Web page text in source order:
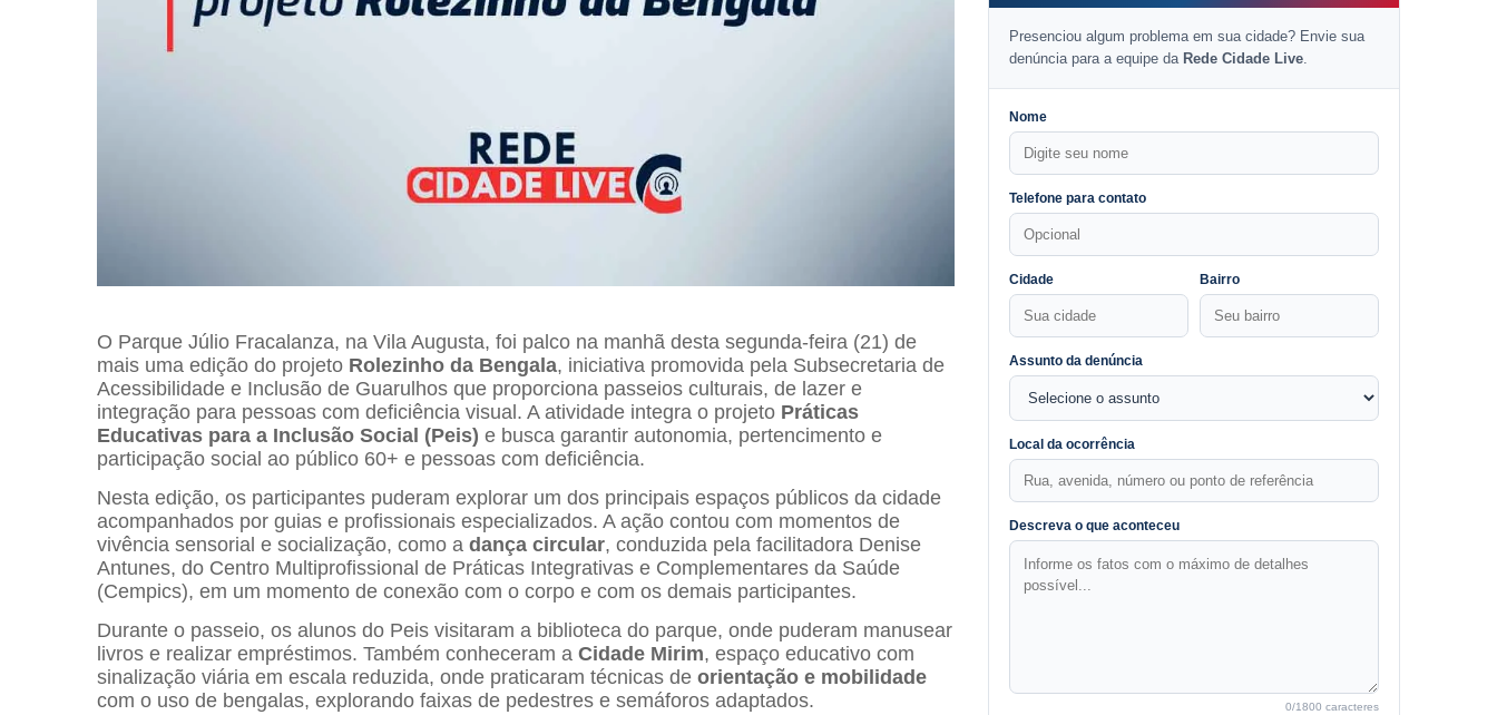
O Parque Júlio Fracalanza, na Vila Augusta, foi palco na manhã desta segunda-feira (21) de
mais uma edição do projeto Rolezinho da Bengala, iniciativa promovida pela Subsecretaria de
Acessibilidade e Inclusão de Guarulhos que proporciona passeios culturais, de lazer e
integração para pessoas com deficiência visual. A atividade integra o projeto Práticas
Educativas para a Inclusão Social (Peis) e busca garantir autonomia, pertencimento e
participação social ao público 60+ e pessoas com deficiência.
Nesta edição, os participantes puderam explorar um dos principais espaços públicos da cidade
acompanhados por guias e profissionais especializados. A ação contou com momentos de
vivência sensorial e socialização, como a dança circular, conduzida pela facilitadora Denise
Antunes, do Centro Multiprofissional de Práticas Integrativas e Complementares da Saúde
(Cempics), em um momento de conexão com o corpo e com os demais participantes.
Durante o passeio, os alunos do Peis visitaram a biblioteca do parque, onde puderam manusear
livros e realizar empréstimos. Também conheceram a Cidade Mirim, espaço educativo com
sinalização viária em escala reduzida, onde praticaram técnicas de orientação e mobilidade
com o uso de bengalas, explorando faixas de pedestres e semáforos adaptados.
Presenciou algum problema em sua cidade? Envie sua
denúncia para a equipe da Rede Cidade Live.
Nome
Telefone para contato
Cidade Bairro
Assunto da denúncia
Local da ocorrência
Descreva o que aconteceu
0/1800 caracteres